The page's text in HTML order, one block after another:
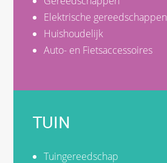
Elektrische gereedschappen
Huishoudelijk
Auto- en Fietsaccessoires
TUIN
Tuingereedschap